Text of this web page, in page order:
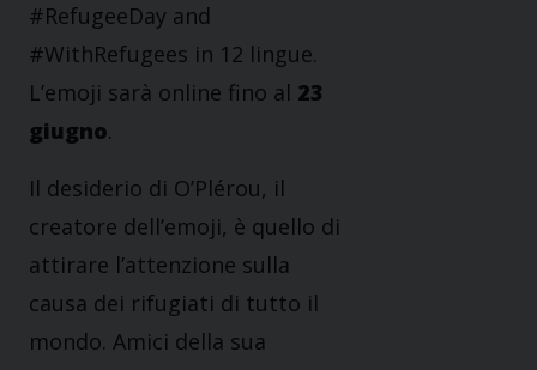
#RefugeeDay and
#WithRefugees in 12 lingue.
L’emoji sarà online fino al 23
giugno.
Il desiderio di O’Plérou, il
creatore dell’emoji, è quello di
attirare l’attenzione sulla
causa dei rifugiati di tutto il
mondo. Amici della sua